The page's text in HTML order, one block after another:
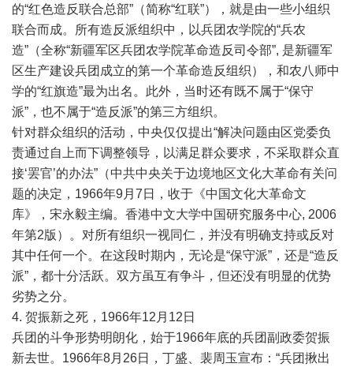
的“红色造反联合总部”（简称“红联”），就是由一些小组织
联合而成。所有造反派组织中，以兵团农学院的“兵农
造”（全称“新疆军区兵团农学院革命造反司令部”, 是新疆军
区生产建设兵团成立的第一个革命造反组织），和农八师中
学的“红旗造”最为出名。此外，当时还有既不属于“保守
派”，也不属于“造反派”的第三方组织。
针对群众组织的活动，中央仅仅提出“解决问题由区党委负
责通过自上而下调整领导，以满足群众要求，不采取群众直
接‘罢官’的办法”（中共中央关于边境地区文化大革命有关问
题的决定，1966年9月7日，收于《中国文化大革命文
库》，宋永毅主编。香港中文大学中国研究服务中心, 2006
年第2版）。对所有组织一视同仁，并没有明确支持或反对
其中任何一个。在这段时期内，无论是“保守派”，还是“造反
派”，都十分活跃。双方虽互有争斗，但还没有明显的优势
劣势之分。
4. 贺振新之死，1966年12月12日
兵团的斗争形势明朗化，始于1966年底的兵团副政委贺振
新去世。1966年8月26日，丁盛、裴周玉宣布：“兵团揪出